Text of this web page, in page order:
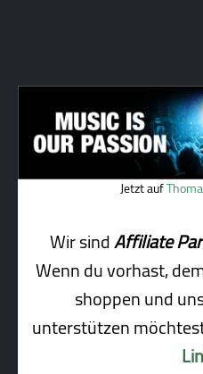
Jetzt auf
Wir sindAffiliate
Wenn du vorhast,
shoppen und
unterstützen